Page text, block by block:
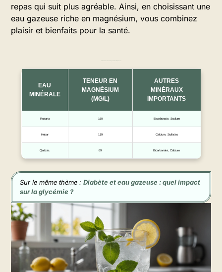
repas qui suit plus agréable. Ainsi, en choisissant une
eau gazeuse riche en magnésium, vous combinez
plaisir et bienfaits pour la santé.
EAU
MINÉRALE
TENEUR EN
MAGNÉSIUM
(MG/L)
AUTRES
MINÉRAUX
IMPORTANTS
Rozana 160 Bicarbonate, Sodium
Hépar 119 Calcium, Sulfates
Quézac 69 Bicarbonate, Calcium
Sur le même thème : Diabète et eau gazeuse : quel impact
sur la glycémie ?